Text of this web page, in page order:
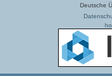
Deutsche